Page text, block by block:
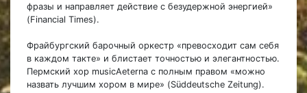
фразы и направляет действие с безудержной энергией»
(Financial Times).
Фрайбургский барочный оркестр «превосходит сам себя
в каждом такте» и блистает точностью и элегантностью.
Пермский хор musicAeterna с полным правом «можно
назвать лучшим хором в мире» (Süddeutsche Zeitung).